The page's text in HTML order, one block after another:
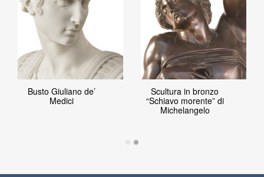
Busto Giuliano de’
Medici
Scultura in bronzo
“Schiavo morente” di
Michelangelo